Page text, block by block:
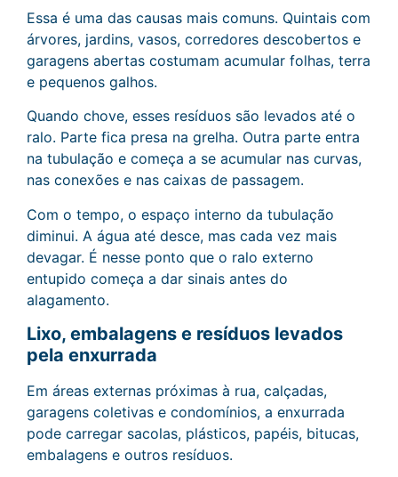
Essa é uma das causas mais comuns. Quintais com
árvores, jardins, vasos, corredores descobertos e
garagens abertas costumam acumular folhas, terra
e pequenos galhos.
Quando chove, esses resíduos são levados até o
ralo. Parte fica presa na grelha. Outra parte entra
na tubulação e começa a se acumular nas curvas,
nas conexões e nas caixas de passagem.
Com o tempo, o espaço interno da tubulação
diminui. A água até desce, mas cada vez mais
devagar. É nesse ponto que o ralo externo
entupido começa a dar sinais antes do
alagamento.
Lixo, embalagens e resíduos levados
pela enxurrada
Em áreas externas próximas à rua, calçadas,
garagens coletivas e condomínios, a enxurrada
pode carregar sacolas, plásticos, papéis, bitucas,
embalagens e outros resíduos.